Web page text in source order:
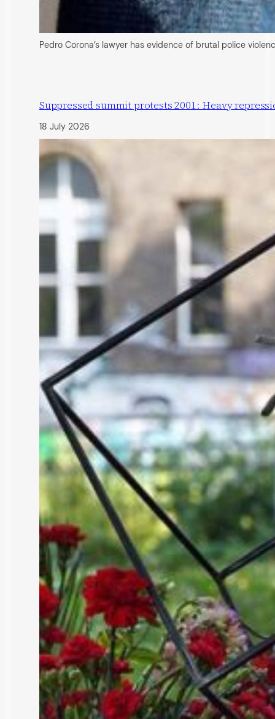
Pedro Corona’s lawyer has evidence of brutal police
Suppressed summit protests 2001: Heavy
18 July 2026